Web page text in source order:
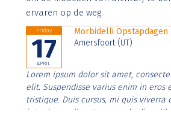
ervaren op de weg.
Friday
17
APRIL
Morbidelli Opstapdagen
Amersfoort (UT)
Lorem ipsum dolor sit amet,
elit. Suspendisse varius enim in eros
tristique. Duis cursus, mi quis viverra
interdum nulla, ut commodo diam